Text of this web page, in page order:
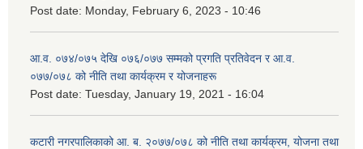
Post date: Monday, February 6, 2023 - 10:46
आ.व. ०७४/०७५ देखि ०७६/०७७ सम्मको प्रगति प्रतिवेदन र आ.व.
०७७/०७८ को नीति तथा कार्यक्रम र योजनाहरू
Post date: Tuesday, January 19, 2021 - 16:04
कटारी नगरपालिकाको आ. ब. २०७७/०७८ को नीति तथा कार्यक्रम, योजना तथा